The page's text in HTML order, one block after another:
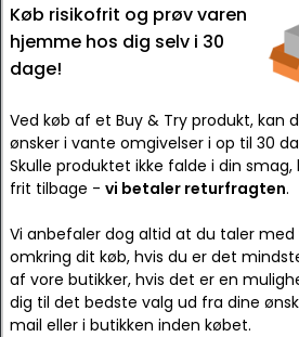
Køb risikofrit og prøv varen
hjemme hos dig selv i 30
dage!
Ved køb af et Buy & Try produkt, kan
ønsker i vante omgivelser i op til 30
Skulle produktet ikke falde i din
frit tilbage - vi betaler returfragten.
Vi anbefaler dog altid at du taler med
omkring dit køb, hvis du er det
af vore butikker, hvis det er en
dig til det bedste valg ud fra dine
mail eller i butikken inden købet.